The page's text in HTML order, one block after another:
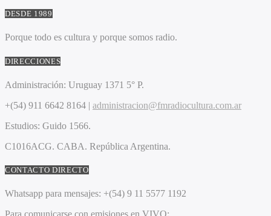
DESDE 1989
Porque todo es cultura y porque somos radio.
DIRECCIONES
Administración: Uruguay 1371 5° P.
+(54) 911 6642 8164 | administracion@fmradiocultura.com.ar
Estudios: Guido 1566.
C1016ACG. CABA. República Argentina.
CONTACTO DIRECTO
Whatsapp para mensajes: +(54) 9 11 5577 1192
Para comunicarse con emisiones en VIVO: